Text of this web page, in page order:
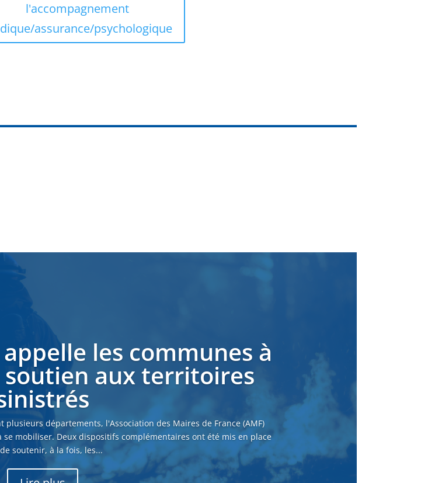
l'accompagnement
assurance/psychologique
appelle les communes à
soutien aux territoires
départements, l'Association des Maires de France (AMF)
mobiliser. Deux dispositifs complémentaires ont été mis en place
soutenir, à la fois, les...